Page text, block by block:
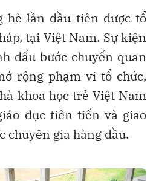
hè lần đầu tiên được tổ
tại Việt Nam. Sự kiện
dấu bước chuyển quan
rộng phạm vi tổ chức,
khoa học trẻ Việt Nam
dục tiên tiến và giao
chuyên gia hàng đầu.